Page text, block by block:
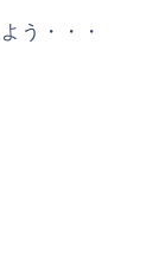
う・・・